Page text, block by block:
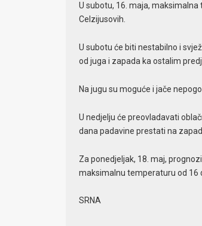
U subotu, 16. maja,
Celzijusovih.
U subotu će biti nestabilno i
od juga i zapada ka ostalim
Na jugu su moguće i jače
U nedjelju će preovladavati
dana padavine prestati na
Za ponedjeljak, 18. maj,
maksimalnu temperaturu od 16
SRNA